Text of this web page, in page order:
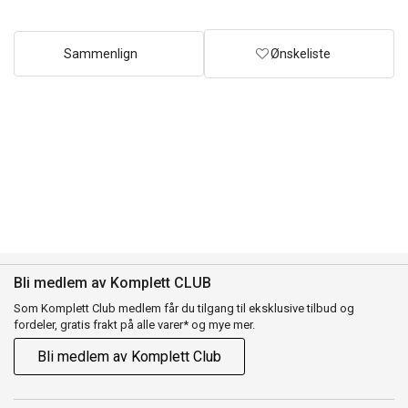
Sammenlign Ønskeliste
Bli medlem av Komplett CLUB
Som Komplett Club medlem får du tilgang til eksklusive tilbud og
fordeler, gratis frakt på alle varer* og mye mer.
Bli medlem av Komplett Club